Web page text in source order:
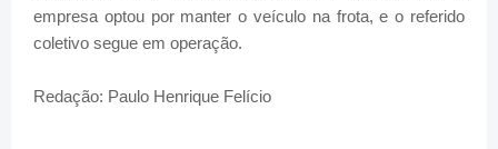
empresa optou por manter o veículo na frota, e o referido
coletivo segue em operação.
Redação: Paulo Henrique Felício